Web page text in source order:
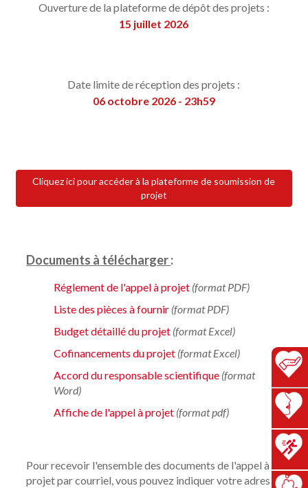
Ouverture de la plateforme de dépôt des projets :
15 juillet 2026
Date limite de réception des projets :
06 octobre 2026 - 23h59
Cliquez ici pour accéder à la plateforme de soumission de
projet
Documents à télécharger:
Réglement de l'appel à projet (format PDF)
Liste des pièces à fournir (format PDF)
Budget détaillé du projet (format Excel)
Cofinancements du projet (format Excel)
Accord du responsable scientifique (format
Word)
Affiche de l'appel à projet (format pdf)
Pour recevoir l'ensemble des documents de l'appel à
projet par courriel, vous pouvez indiquer votre adresse